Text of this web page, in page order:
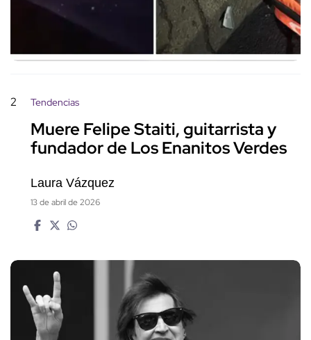
2 Tendencias
Muere Felipe Staiti, guitarrista y
fundador de Los Enanitos Verdes
Laura Vázquez
13 de abril de 2026